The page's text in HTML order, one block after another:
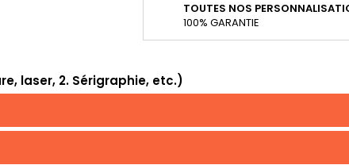
TOUTES NOS
100% GARANTIE
laser, 2. Sérigraphie, etc.)